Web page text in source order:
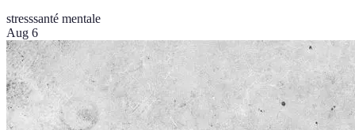
stresssanté mentale
Aug 6